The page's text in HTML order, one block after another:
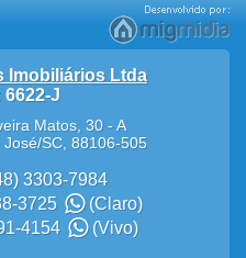
Imobiliários Ltda
6622-J
Matos, 30 - A
José/SC 88106-505
3303-7984
3725
(Claro)
4154 (Vivo)